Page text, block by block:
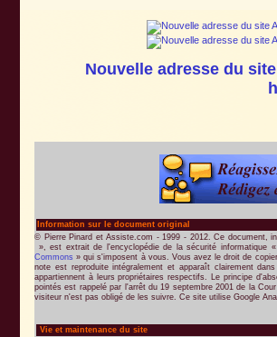
Nouvelle adresse du
Information sur le document original
© Pierre Pinard et Assiste.com - 1999 - 2012. Ce document,
», est extrait de l'encyclopédie de la sécurité informatique
Commons » qui s'imposent à vous. Vous avez le droit de
note est reproduite intégralement et apparaît clairement
appartiennent à leurs propriétaires respectifs. Le principe
pointés est rappelé par l'arrêt du 19 septembre 2001 de la
visiteur n'est pas obligé de les suivre. Ce site utilise Google
Vie et maintenance du site